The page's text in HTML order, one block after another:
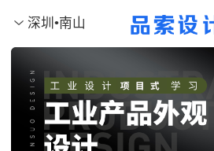
深圳•南山